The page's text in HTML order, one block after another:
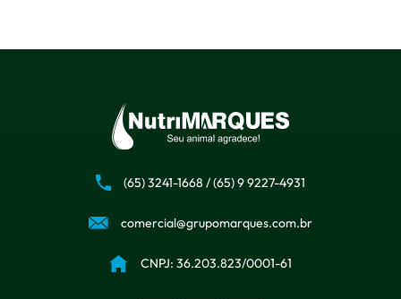
(65) 3241-1668 /(65) 9 9227-4931
comercial@grupomarques.com.br
CNPJ: 36.203.823/0001-61